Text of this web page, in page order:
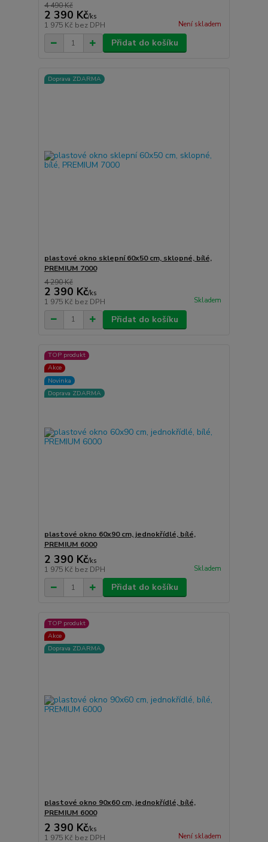
4 490 Kč
2 390 Kč/ks
1 975 Kč bez DPH Není skladem
Přidat do košíku
Doprava ZDARMA
plastové okno sklepní 60x50 cm, sklopné, bílé,
PREMIUM 7000
4 290 Kč
2 390 Kč/ks
1 975 Kč bez DPH Skladem
Přidat do košíku
TOP produkt
Akce
Novinka
Doprava ZDARMA
plastové okno 60x90 cm, jednokřídlé, bílé,
PREMIUM 6000
2 390 Kč/ks
1 975 Kč bez DPH Skladem
Přidat do košíku
TOP produkt
Akce
Doprava ZDARMA
plastové okno 90x60 cm, jednokřídlé, bílé,
PREMIUM 6000
2 390 Kč/ks
1 975 Kč bez DPH Není skladem